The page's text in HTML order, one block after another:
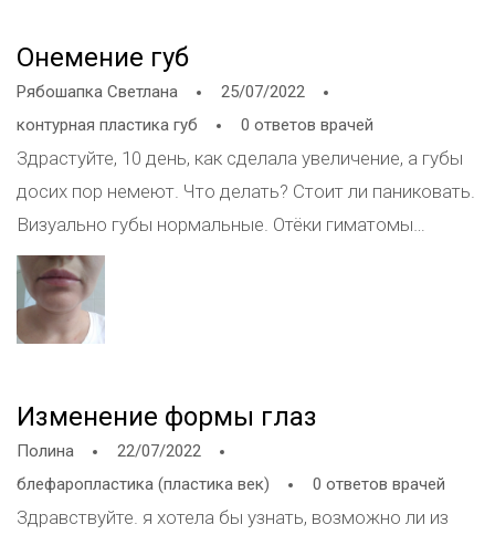
Онемение губ
Рябошапка Светлана
25/07/2022
контурная пластика губ
0 ответов врачей
Здрастуйте, 10 день, как сделала увеличение, а губы
досих пор немеют. Что делать? Стоит ли паниковать.
Визуально губы нормальные. Отёки гиматомы
прошли.
Изменение формы глаз
Полина
22/07/2022
блефаропластика (пластика век)
0 ответов врачей
Здравствуйте. я хотела бы узнать, возможно ли из